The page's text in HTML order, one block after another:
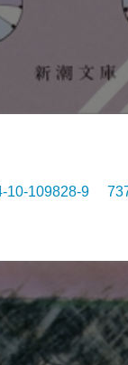
10-109828-9